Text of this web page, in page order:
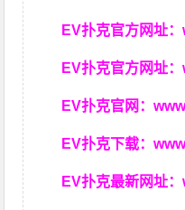
EV扑克官方网址：
EV扑克官方网址：
EV扑克官网：
EV扑克下载：
EV扑克最新网址：